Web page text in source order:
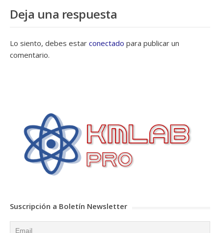
Deja una respuesta
Lo siento, debes estar conectado para publicar un
comentario.
Suscripción a Boletín Newsletter